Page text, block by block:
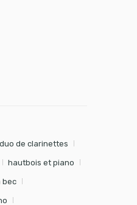
duo de clarinettes
hautbois et piano
bec